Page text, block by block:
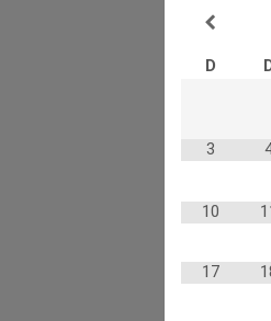
D
3
10
17